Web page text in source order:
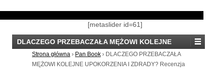
[metaslider id=61]
DLACZEGO PRZEBACZAŁA MĘŻOWI KOLEJNE
UPOKORZENIA I ZDRADY? Recenzja
Strona główna › Pan Book › DLACZEGO PRZEBACZAŁA
MĘŻOWI KOLEJNE UPOKORZENIA I ZDRADY? Recenzja